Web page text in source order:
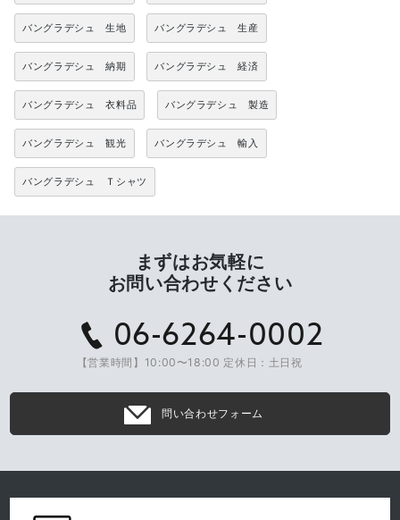
バングラデシュ 生地 バングラデシュ 生産
バングラデシュ 納期 バングラデシュ 経済
バングラデシュ 衣料品 バングラデシュ 製造
バングラデシュ 観光 バングラデシュ 輸入
バングラデシュ Ｔシャツ
まずはお気軽に
お問い合わせください
06-6264-0002
【営業時間】10:00〜18:00 定休日：土日祝
問い合わせフォーム